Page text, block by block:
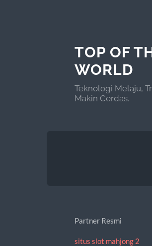
TOP OF
WORLD
Teknologi Melaju,
Makin Cerdas.
Partner Resmi
situs slot mahjong 2